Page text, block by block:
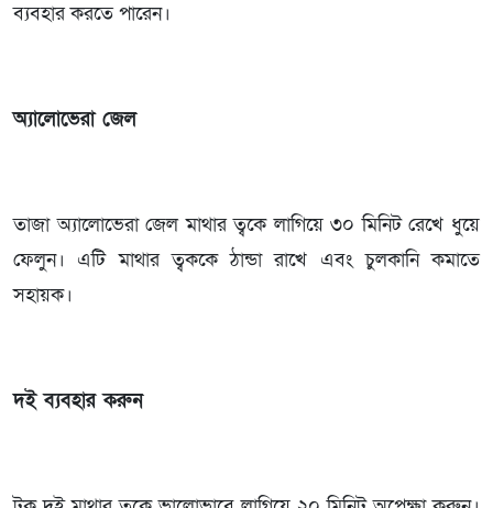
ব্যবহার করতে পারেন।
অ্যালোভেরা জেল
তাজা অ্যালোভেরা জেল মাথার ত্বকে লাগিয়ে ৩০ মিনিট রেখে ধুয়ে
ফেলুন। এটি মাথার ত্বককে ঠান্ডা রাখে এবং চুলকানি কমাতে
সহায়ক।
দই ব্যবহার করুন